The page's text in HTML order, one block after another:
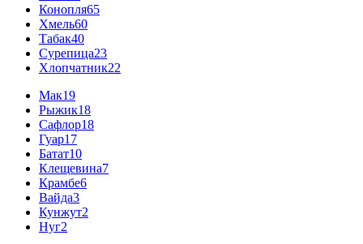
Конопля65
Хмель60
Табак40
Сурепица23
Хлопчатник22
Мак19
Рыжик18
Сафлор18
Гуар17
Батат10
Клещевина7
Крамбе6
Вайда3
Кунжут2
Нуг2